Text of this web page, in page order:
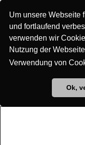
Um unsere Webseite
und fortlaufend
verwenden wir
Nutzung der
Verwendung von
Ok,